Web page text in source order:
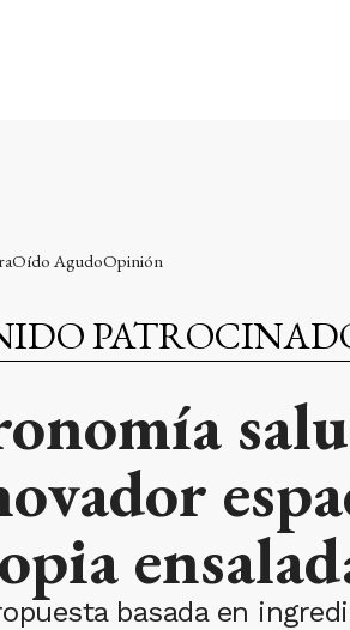
Oído AgudoOpinión
basada en